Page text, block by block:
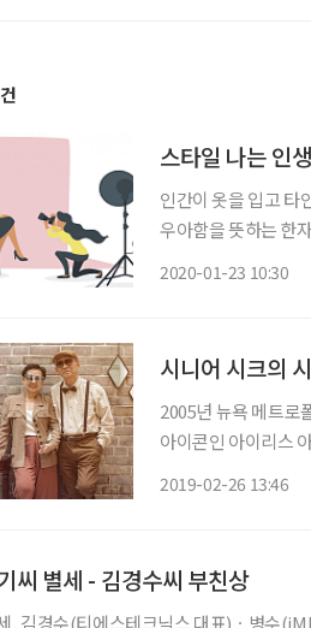
건
스타일 나는 인생
인간이 옷을 입고 타
우아함을 뜻하는 한
2020-01-23 10:30
시니어 시크의
2005년 뉴욕 메트로
아이콘인 아이리스
2019-02-26 13:46
씨 별세 - 김경수씨 부친상
김경수(티에스테크닉스 대표)ㆍ병수